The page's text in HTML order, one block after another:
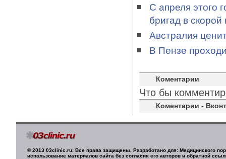
С апреля этого
бригад в
Австралия
В Пензе
Коментарии
Что бы
Коментарии -
© 2013 03clinic.ru. Все права защищены. Разработано для: Медицинского
использование материалов сайта без согласия его авторов и обратной